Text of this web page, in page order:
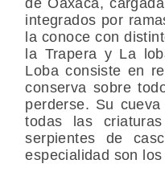
integrados por
la conoce con
la Trapera y La
Loba consiste en
conserva sobre
perderse. Su
todas las
serpientes de
especialidad son